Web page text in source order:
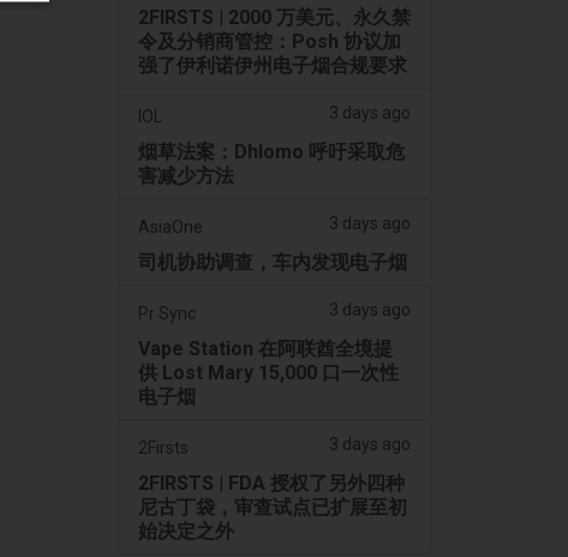
2FIRSTS | 2000 万美元、永久禁
令及分销商管控：Posh 协议加
强了伊利诺伊州电子烟合规要求
IOL 3 days ago
烟草法案：Dhlomo 呼吁采取危
害减少方法
AsiaOne 3 days ago
司机协助调查，车内发现电子烟
Pr Sync 3 days ago
Vape Station 在阿联酋全境提
供 Lost Mary 15,000 口一次性
电子烟
2Firsts 3 days ago
2FIRSTS | FDA 授权了另外四种
尼古丁袋，审查试点已扩展至初
始决定之外